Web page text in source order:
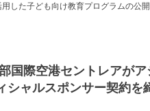
した子ども向け教育プログラムの公
国際空港セントレアが
シャルスポンサー契約を